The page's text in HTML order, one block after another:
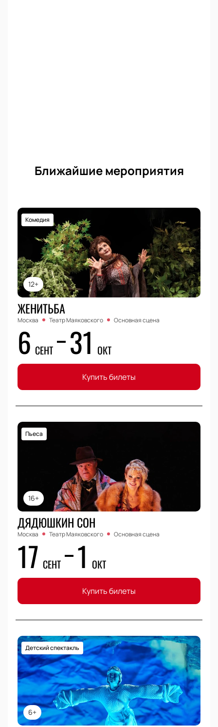
Ближайшие мероприятия
12+
Комедия
ЖЕНИТЬБА
Москва Театр Маяковского Основная сцена
6 СЕНТ 31 ОКТ
Купить билеты
16+
Пьеса
ДЯДЮШКИН СОН
Москва Театр Маяковского Основная сцена
17 СЕНТ 1 ОКТ
Купить билеты
6+
Детский спектакль